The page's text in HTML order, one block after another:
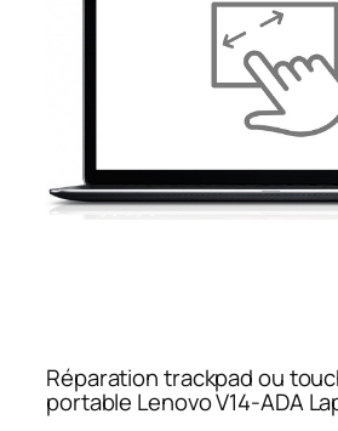
Réparation trackpad ou
portable Lenovo V14-ADA